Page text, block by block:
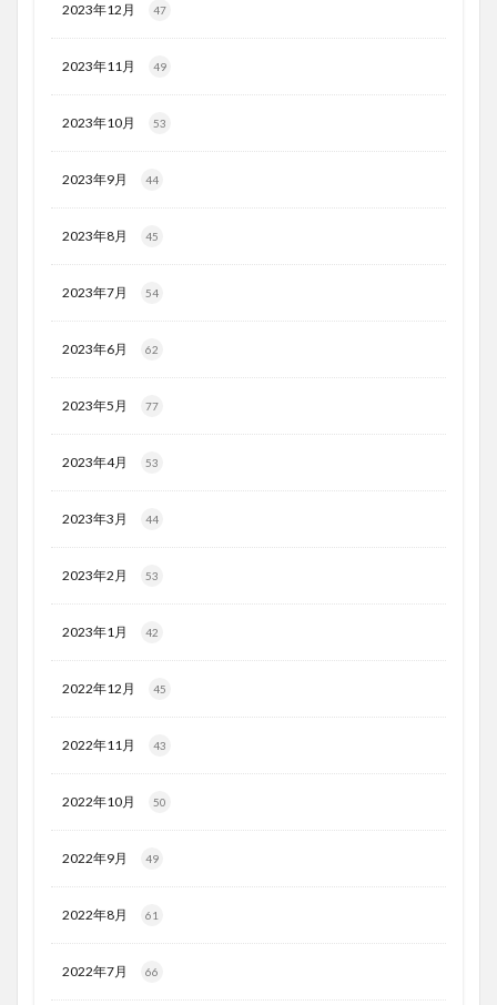
2023年12月 47
2023年11月 49
2023年10月 53
2023年9月 44
2023年8月 45
2023年7月 54
2023年6月 62
2023年5月 77
2023年4月 53
2023年3月 44
2023年2月 53
2023年1月 42
2022年12月 45
2022年11月 43
2022年10月 50
2022年9月 49
2022年8月 61
2022年7月 66